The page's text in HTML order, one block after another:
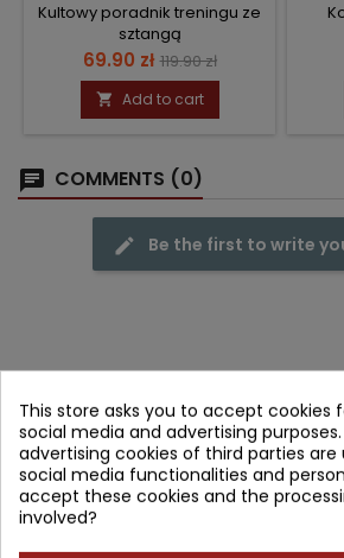
Kultowy poradnik treningu ze
sztangą
Price
69.90 zł Regular
price
119.90 zł
 Add to cart
COMMENTS (0)
Be the first to write
Frequently purchased
- 30.10 zł
This store asks you to accept cookies
social media and advertising
advertising cookies of third parties
social media functionalities and
accept these cookies and the
involved?